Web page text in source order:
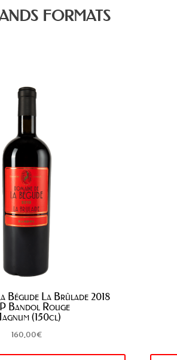
formats
Bégude La Brûlade 2018
Bandol Rouge
(150cl)
160,00€